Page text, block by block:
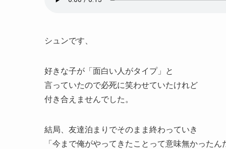
シュンです、
好きな子が「面白い人がタイプ」と
言っていたので必死に笑わせていたけれど
付き合えませんでした。
結局、友達泊まりでそのまま終わっていき
「今まで俺がやってきたことって意味無かったん